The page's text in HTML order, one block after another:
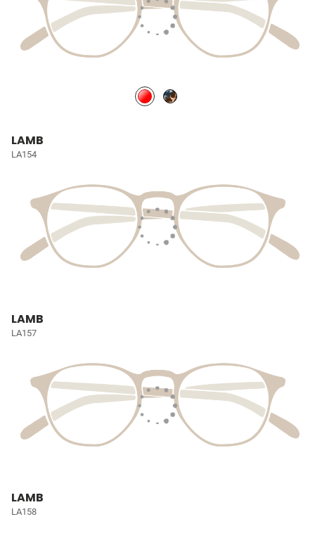
LAMB
LA154
LAMB
LA157
LAMB
LA158